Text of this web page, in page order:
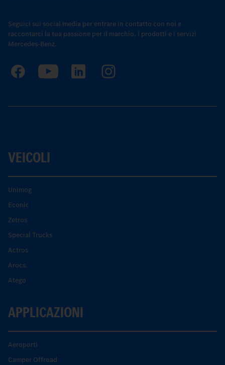
Seguici sui social media per entrare in contatto con noi e
raccontarci la tua passione per il marchio, i prodotti e i servizi
Mercedes-Benz.
VEICOLI
Unimog
Econic
Zetros
Special Trucks
Actros
Arocs.
Atego
APPLICAZIONI
Aeroporti
Camper Offroad